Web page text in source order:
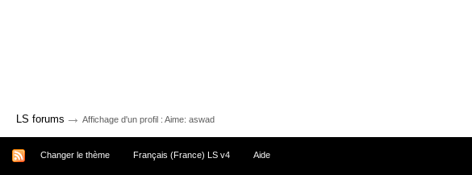
LS forums → Affichage d'un profil : Aime: aswad
Changer le thème Français (France) LS v4 Aide